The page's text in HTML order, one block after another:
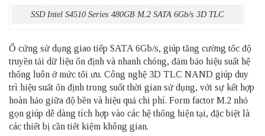
SSD Intel S4510 Series 480GB M.2 SATA 6Gb/s 3D TLC
Ổ cứng sử dụng giao tiếp SATA 6Gb/s, giúp tăng cường tốc độ
truyền tải dữ liệu ổn định và nhanh chóng, đảm bảo hiệu suất hệ
thống luôn ở mức tối ưu. Công nghệ 3D TLC NAND giúp duy
trì hiệu suất ổn định trong suốt thời gian sử dụng, với sự kết hợp
hoàn hảo giữa độ bền và hiệu quả chi phí. Form factor M.2 nhỏ
gọn giúp dễ dàng tích hợp vào các hệ thống hiện tại, đặc biệt là
các thiết bị cần tiết kiệm không gian.